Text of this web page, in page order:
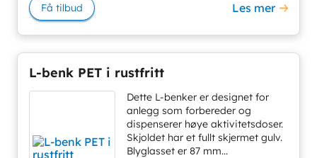
Få tilbud Les mer
L-benk PET i rustfritt
Dette L-benker er designet for
anlegg som forbereder og
dispenserer høye aktivitetsdoser.
Skjoldet har et fullt skjermet gulv.
Blyglasset er 87 mm...